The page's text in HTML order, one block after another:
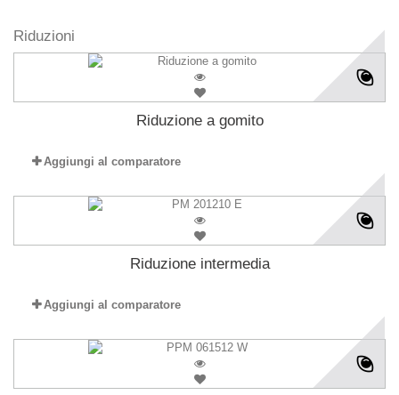
Riduzioni
Riduzione a gomito
Aggiungi al comparatore
Riduzione intermedia
Aggiungi al comparatore